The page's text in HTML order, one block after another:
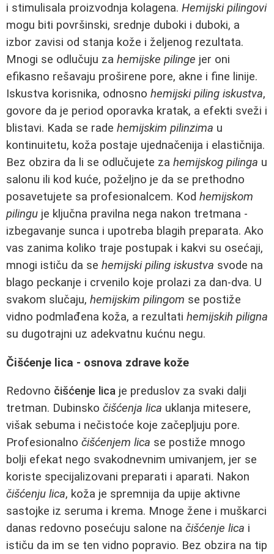
i stimulisala proizvodnja kolagena. Hemijski pilingovi
mogu biti površinski, srednje duboki i duboki, a
izbor zavisi od stanja kože i željenog rezultata.
Mnogi se odlučuju za hemijske pilinge jer oni
efikasno rešavaju proširene pore, akne i fine linije.
Iskustva korisnika, odnosno hemijski piling iskustva,
govore da je period oporavka kratak, a efekti sveži i
blistavi. Kada se rade hemijskim pilinzima u
kontinuitetu, koža postaje ujednačenija i elastičnija.
Bez obzira da li se odlučujete za hemijskog pilinga u
salonu ili kod kuće, poželjno je da se prethodno
posavetujete sa profesionalcem. Kod hemijskom
pilingu je ključna pravilna nega nakon tretmana -
izbegavanje sunca i upotreba blagih preparata. Ako
vas zanima koliko traje postupak i kakvi su osećaji,
mnogi ističu da se hemijski piling iskustva svode na
blago peckanje i crvenilo koje prolazi za dan-dva. U
svakom slučaju, hemijskim pilingom se postiže
vidno podmlađena koža, a rezultati hemijskih piligna
su dugotrajni uz adekvatnu kućnu negu.
Čišćenje lica - osnova zdrave kože
Redovno čišćenje lica je preduslov za svaki dalji
tretman. Dubinsko čišćenja lica uklanja mitesere,
višak sebuma i nečistoće koje začepljuju pore.
Profesionalno čišćenjem lica se postiže mnogo
bolji efekat nego svakodnevnim umivanjem, jer se
koriste specijalizovani preparati i aparati. Nakon
čišćenju lica, koža je spremnija da upije aktivne
sastojke iz seruma i krema. Mnoge žene i muškarci
danas redovno posećuju salone na čišćenje lica i
ističu da im se ten vidno popravio. Bez obzira na tip